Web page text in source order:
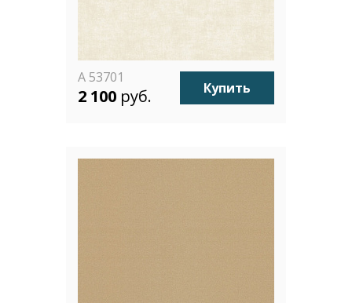
A 53701
2 100 руб. Купить